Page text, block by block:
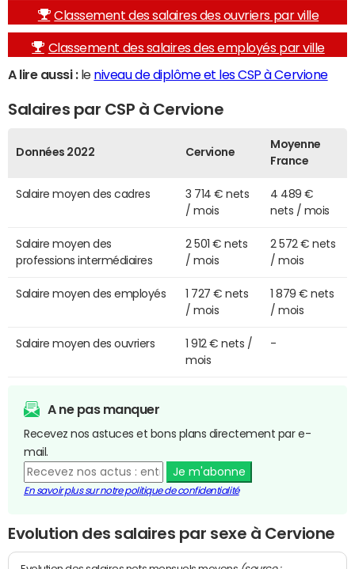
Classement des salaires des ouvriers par ville
Classement des salaires des employés par ville
A lire aussi :le niveau de diplôme et les CSP à Cervione
Salaires par CSP à Cervione
Données 2022 Cervione
Moyenne
France
Salaire moyen des cadres
3 714 € nets
/ mois
4 489 €
nets / mois
Salaire moyen des
professions intermédiaires
2 501 € nets
/ mois
2 572 € nets
/ mois
Salaire moyen des employés
1 727 € nets
/ mois
1 879 € nets
/ mois
Salaire moyen des ouvriers
1 912 € nets /
mois
-
A ne pas manquer
Recevez nos astuces et bons plans directement par e-
mail.
Je m'abonne
En savoir plus sur notre politique de confidentialité
Evolution des salaires par sexe à Cervione